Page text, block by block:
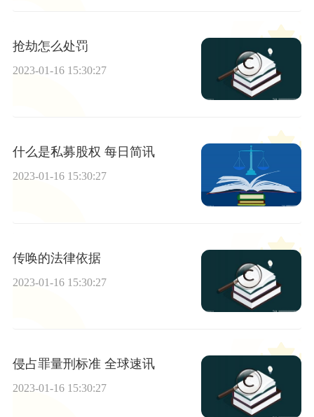
抢劫怎么处罚
2023-01-16 15:30:27
什么是私募股权 每日简讯
2023-01-16 15:30:27
传唤的法律依据
2023-01-16 15:30:27
侵占罪量刑标准 全球速讯
2023-01-16 15:30:27